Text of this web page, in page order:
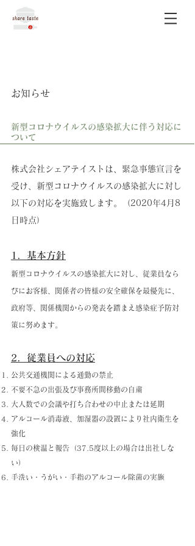
お知らせ
新型コロナウイルスの感染拡大に伴う対応に
ついて
株式会社シェアテイストは、緊急事態宣言を
受け、新型コロナウイルスの感染拡大に対し
以下の対応を実施致します。（2020年4月8
日時点）
1．基本方針
新型コロナウイルスの感染拡大に対し、従業員なら
びにお客様、関係者の皆様の安全確保を最優先に、
政府等、関係機関からの発表を踏まえ感染症予防対
策に努めます。
2．従業員への対応
公共交通機関による通勤の禁止
不要不急の出張及び事務所間移動の自粛
大人数での会議や打ち合わせの中止または延期
アルコール消毒液、加湿器の設置により社内衛生を
強化
毎日の検温と報告（37.5度以上の場合は出社しな
い）
手洗い・うがい・手指のアルコール除菌の実施